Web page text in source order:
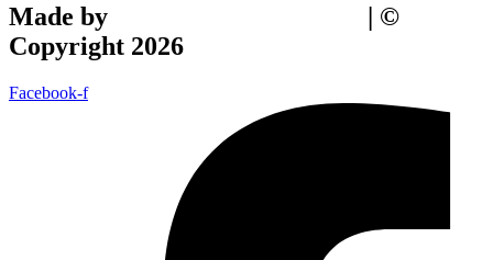
Made by
| ©
Copyright 2026
Facebook-f